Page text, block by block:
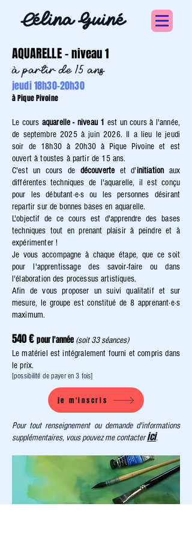
Célina Guiné
AQUARELLE -niveau 1
à partir de 15 ans
jeudi 18h30-20h30
à Pique Pivoine
Le cours aquarelle - niveau 1 est un cours à l'année,
de septembre 2025 à juin 2026. Il a lieu le jeudi
soir de 18h30 à 20h30 à Pique Pivoine et est
ouvert à toustes à partir de 15 ans.
C'est un cours de découverte et d'initiationaux
différentes techniques de l'aquarelle, il est conçu
pour les débutant·e·s ou les personnes désirant
repartir sur de bonnes bases en aquarelle.
L'objectif de ce cours est d'apprendre des bases
techniques tout en prenant plaisir à peindre et à
expérimenter !
Je vous accompagne à chaque étape, que ce soit
pour l'apprentissage des savoir-faire ou dans
l'élaboration des processus artistiques.
Afin de vous proposer un suivi qualitatif et sur
mesure, le groupe est constitué de 8 apprenant·e·s
maximum.
540 € pour l'année (soit 33 séances)
​Le matériel est intégralement fourni et compris dans
le prix.
​[possibilité de payer en 3 fois]
je m'inscris
Pour tout renseignement ou demande d'informations
supplémentaires, vous pouvez me contacterici.